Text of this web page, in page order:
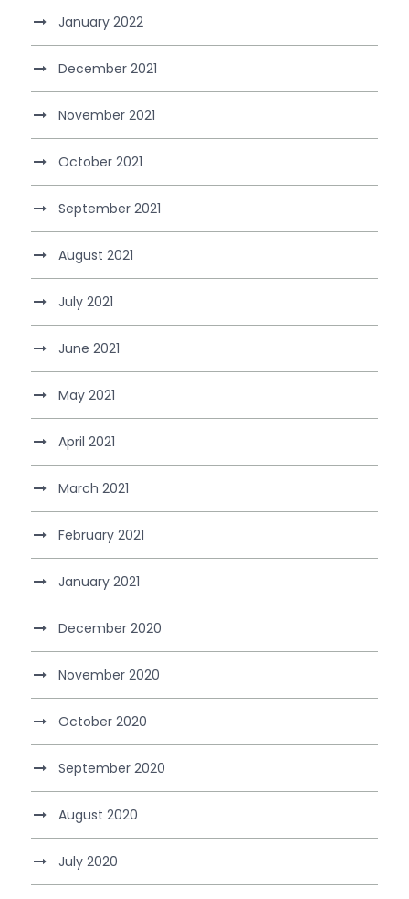
January 2022
December 2021
November 2021
October 2021
September 2021
August 2021
July 2021
June 2021
May 2021
April 2021
March 2021
February 2021
January 2021
December 2020
November 2020
October 2020
September 2020
August 2020
July 2020